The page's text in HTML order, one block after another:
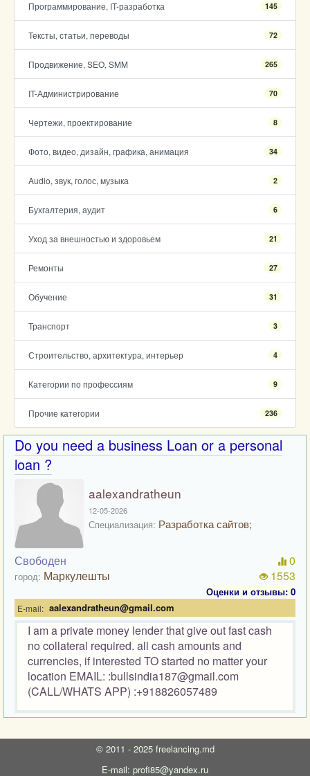
Программирование, IT-разработка 145
Тексты, статьи, переводы 72
Продвижение, SEO, SMM 265
IT-Администрирование 70
Чертежи, проектирование 8
Фото, видео, дизайн, графика, анимация 34
Audio, звук, голос, музыка 2
Бухгалтерия, аудит 6
Уход за внешностью и здоровьем 21
Ремонты 27
Обучение 31
Транспорт 3
Строительство, архитектура, интерьер 4
Категории по профессиям 9
Прочие категории 236
Do you need a business Loan or a personal
loan ?
aalexandratheun
12-05-2026
Специализация: Разработка сайтов;
Свободен
город: Маркулешты
0
1553
Оценки и отзывы: 0
E-mail: aalexandratheun@gmail.com
I am a private money lender that give out fast cash
no collateral required. all cash amounts and
currencies, if interested TO started no matter your
location EMAIL: :bullsindia187@gmail.com
(CALL/WHATS APP) :+918826057489
© 2011 - 2025 freelancing.md
E-mail: profi85@yandex.ru